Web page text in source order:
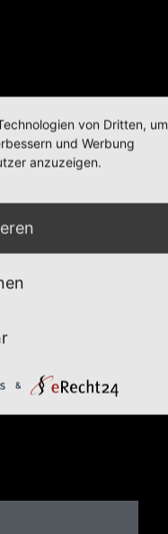
von Dritten, um
und Werbung
anzuzeigen.
&